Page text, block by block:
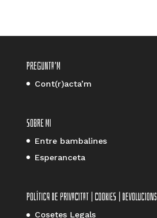
Pregunta’m
Cont(r)acta’m
Sobre mi
Entre bambalines
Esperanceta
Política de privacitat | Cookies | Devolucions
Cosetes Legals